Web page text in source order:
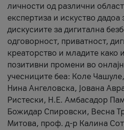
личности од различни
експертиза и искуство
дискусиите за дигитална
одговорност, приватност,
креаторство и младите како
позитивни промени во
учесниците беа: Коле
Нина Ангеловска, Јована
Ристески, Н.Е. Амбасадор
Божидар Спировски, Весна
Митова, проф. д-р Калина